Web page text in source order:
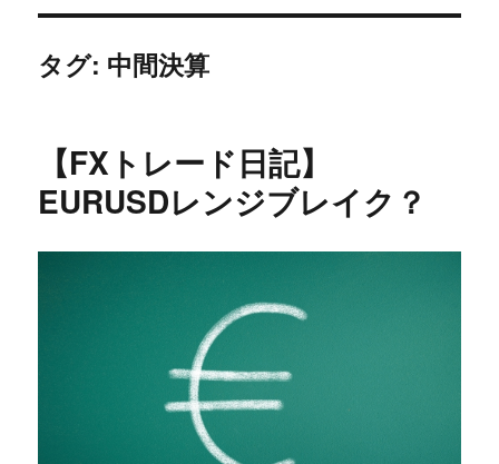
タグ: 中間決算
【FXトレード日記】
EURUSDレンジブレイク？